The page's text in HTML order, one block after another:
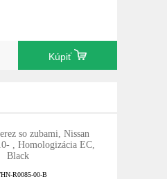
Kúpiť
so zubami, Nissan
, Homologizácia EC,
Black
R0085-00-B